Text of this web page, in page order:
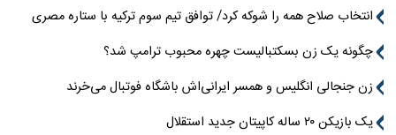
انتخاب صلاح همه را شوکه کرد/ توافق تیم سوم ترکیه با ستاره مصری
چگونه یک زن بسکتبالیست چهره محبوب ترامپ شد؟
زن جنجالی انگلیس و همسر ایرانی‌اش باشگاه فوتبال می‌خرند
یک بازیکن ۲۰ ساله کاپیتان جدید استقلال